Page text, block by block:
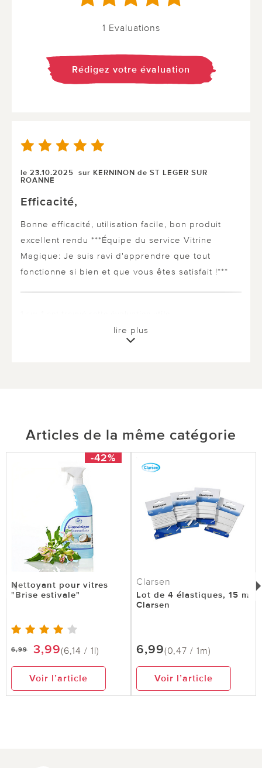
1 Evaluations
Rédigez votre évaluation
le 23.10.2025 sur KERNINON de ST LEGER SUR
ROANNE
Efficacité,
Bonne efficacité, utilisation facile, bon produit
excellent rendu ***Équipe du service Vitrine
Magique: Je suis ravi d'apprendre que tout
fonctionne si bien et que vous êtes satisfait !***
lire plus
Articles de la même catégorie
-42%
Nettoyant pour vitres
"Brise estivale"
6,99 3,99(6,14 / 1l)
Voir l’article
Clarsen
Lot de 4 élastiques, 15 m
Clarsen
6,99(0,47 / 1m)
Voir l’article